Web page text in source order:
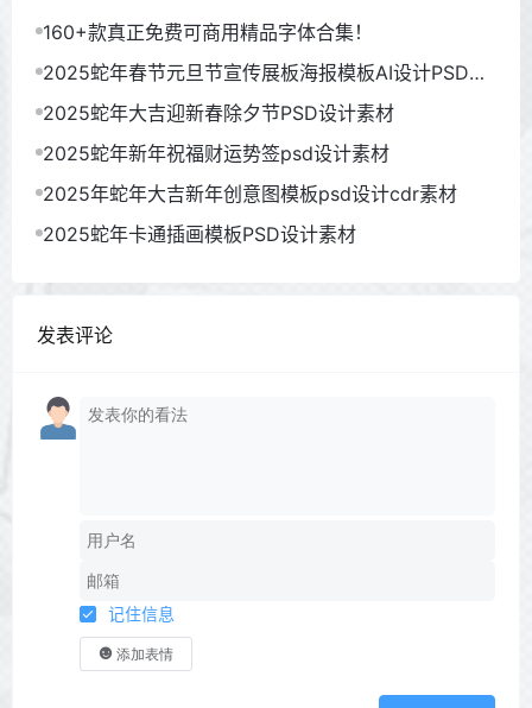
160+款真正免费可商用精品字体合集！
2025蛇年春节元旦节宣传展板海报模板AI设计PSD素
材
2025蛇年大吉迎新春除夕节PSD设计素材
2025蛇年新年祝福财运势签psd设计素材
2025年蛇年大吉新年创意图模板psd设计cdr素材
2025蛇年卡通插画模板PSD设计素材
发表评论
记住信息
添加表情